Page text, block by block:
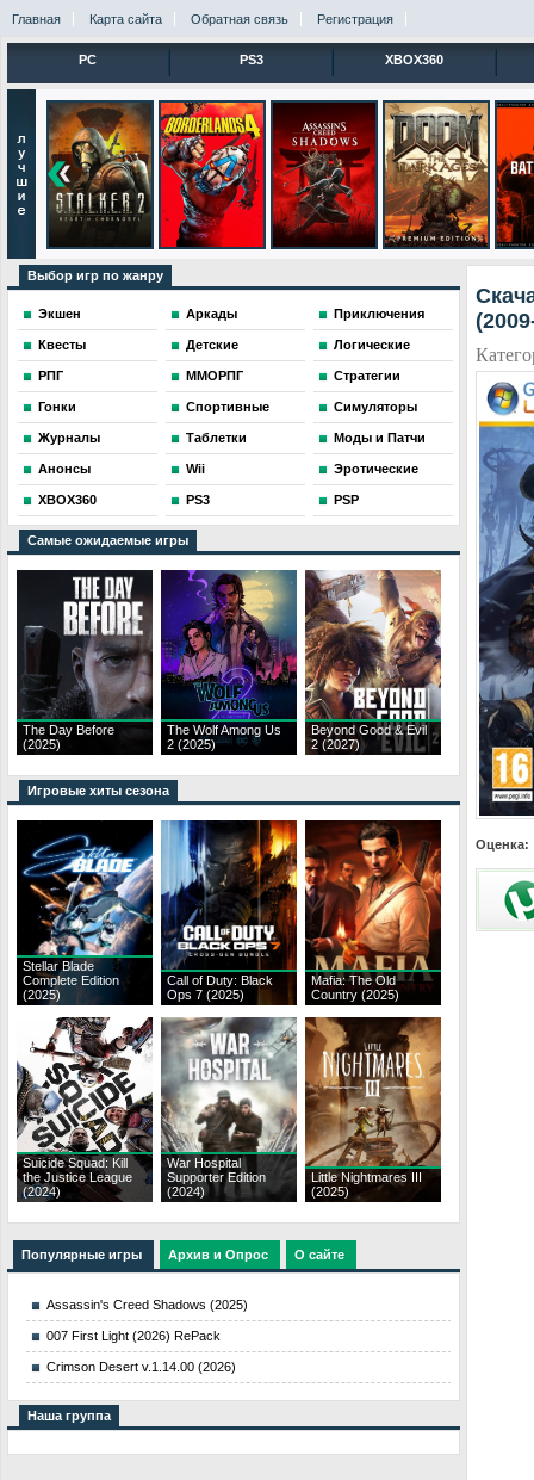
Главная Карта сайта Обратная связь Регистрация
PC PS3 XBOX360
Выбор игр по жанру
Экшен Аркады Приключения
Квесты Детские Логические
РПГ ММОРПГ Стратегии
Гонки Спортивные Симуляторы
Журналы Таблетки Моды и Патчи
Анонсы Wii Эротические
XBOX360 PS3 PSP
Самые ожидаемые игры
The Day Before
(2025)
The Wolf Among Us
2 (2025)
Beyond Good & Evil
2 (2027)
Игровые хиты сезона
Stellar Blade
Complete Edition
(2025)
Call of Duty: Black
Ops 7 (2025)
Mafia: The Old
Country (2025)
Suicide Squad: Kill
the Justice League
(2024)
War Hospital
Supporter Edition
(2024)
Little Nightmares III
(2025)
Популярные игры Архив и Опрос О сайте
Assassin's Creed Shadows (2025)
007 First Light (2026) RePack
Crimson Desert v.1.14.00 (2026)
Наша группа
Оценка: